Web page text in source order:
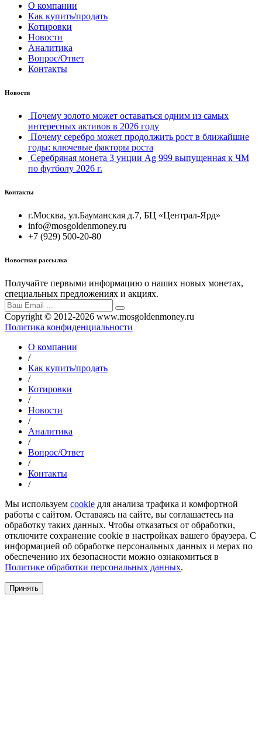
О компании
Как купить/продать
Котировки
Новости
Аналитика
Вопрос/Ответ
Контакты
Новости
Почему золото может оставаться одним из самых
интересных активов в 2026 году
Почему серебро может продолжить рост в ближайшие
годы: ключевые факторы роста
Серебряная монета 3 унции Ag 999 выпущенная к ЧМ
по футболу 2026 г.
Контакты
г.Москва, ул.Бауманская д.7, БЦ «Централ-Ярд»
info@mosgoldenmoney.ru
+7 (929) 500-20-80
Новостная рассылка
Получайте первыми информацию о наших новых монетах,
специальных предложениях и акциях.
Copyright © 2012-2026 www.mosgoldenmoney.ru
Политика конфиденциальности
О компании
/
Как купить/продать
/
Котировки
/
Новости
/
Аналитика
/
Вопрос/Ответ
/
Контакты
/
Мы используем cookie для анализа трафика и комфортной
работы с сайтом. Оставаясь на сайте, вы соглашаетесь на
обработку таких данных. Чтобы отказаться от обработки,
отключите сохранение cookie в настройках вашего браузера. С
информацией об обработке персональных данных и мерах по
обеспечению их безопасности можно ознакомиться в
Политике обработки персональных данных.
Принять